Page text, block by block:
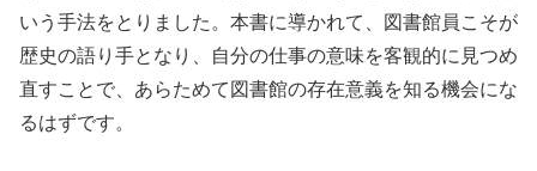
いう手法をとりました。本書に導かれて、図書館員こそが
歴史の語り手となり、自分の仕事の意味を客観的に見つめ
直すことで、あらためて図書館の存在意義を知る機会にな
るはずです。